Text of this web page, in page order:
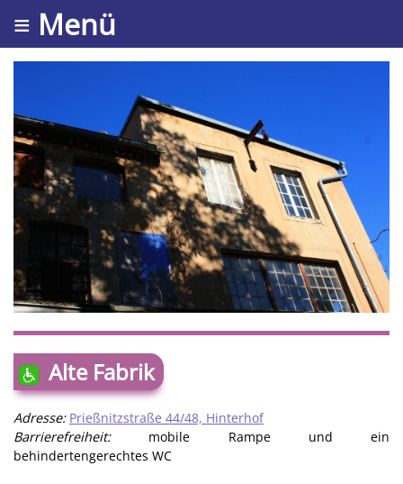
≡ Menü
Alte Fabrik
Adresse: Prießnitzstraße 44/48, Hinterhof
Barrierefreiheit:mobile Rampe und ein
behindertengerechtes WC